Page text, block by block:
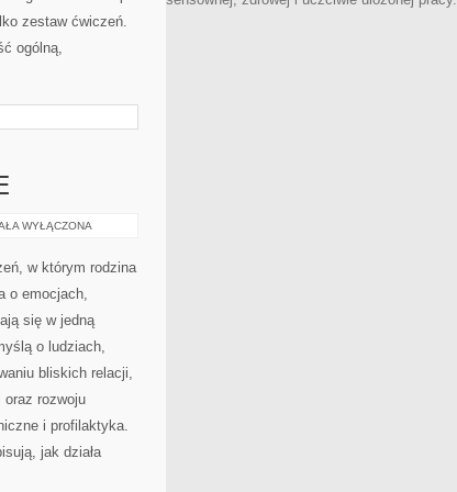
zestaw ćwiczeń.
ogólną,
WYŁĄCZONA
w którym rodzina
o emocjach,
się w jedną
o ludziach,
bliskich relacji,
oraz rozwoju
i profilaktyka.
jak działa